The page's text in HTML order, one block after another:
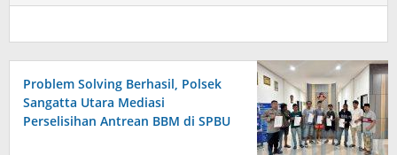
Problem Solving Berhasil, Polsek
Sangatta Utara Mediasi
Perselisihan Antrean BBM di SPBU